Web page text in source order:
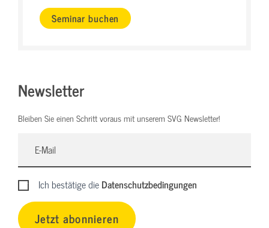
Seminar buchen
Newsletter
Bleiben Sie einen Schritt voraus mit unserem SVG Newsletter!
Ich bestätige dieDatenschutzbedingungen
Jetzt abonnieren